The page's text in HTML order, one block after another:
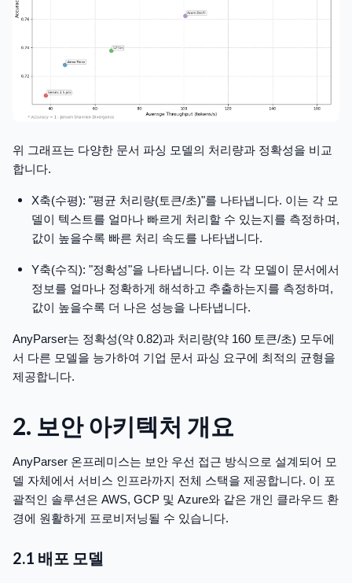
위 그래프는 다양한 문서 파싱 모델의 처리량과 정확성을 비교
합니다.
X축(수평): "평균 처리량(토큰/초)"를 나타냅니다. 이는 각 모
델이 텍스트를 얼마나 빠르게 처리할 수 있는지를 측정하며,
값이 높을수록 빠른 처리 속도를 나타냅니다.
Y축(수직): "정확성"을 나타냅니다. 이는 각 모델이 문서에서
정보를 얼마나 정확하게 해석하고 추출하는지를 측정하며,
값이 높을수록 더 나은 성능을 나타냅니다.
AnyParser는 정확성(약 0.82)과 처리량(약 160 토큰/초) 모두에
서 다른 모델을 능가하여 기업 문서 파싱 요구에 최적의 균형을
제공합니다.
2. 보안 아키텍처 개요
AnyParser 온프레미스는 보안 우선 접근 방식으로 설계되어 모
델 자체에서 서비스 인프라까지 전체 스택을 제공합니다. 이 포
괄적인 솔루션은 AWS, GCP 및 Azure와 같은 개인 클라우드 환
경에 원활하게 프로비저닝될 수 있습니다.
2.1 배포 모델